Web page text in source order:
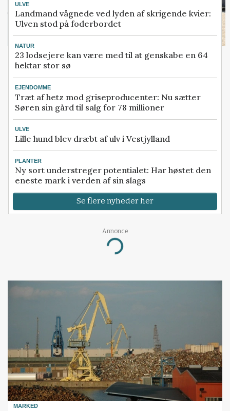
ULVE
Landmand vågnede ved lyden af skrigende kvier:
Ulven stod på foderbordet
NATUR
23 lodsejere kan være med til at genskabe en 64
hektar stor sø
EJENDOMME
Træt af hetz mod griseproducenter: Nu sætter
Søren sin gård til salg for 78 millioner
ULVE
Lille hund blev dræbt af ulv i Vestjylland
PLANTER
Ny sort understreger potentialet: Har høstet den
eneste mark i verden af sin slags
Se flere nyheder her
Annonce
Loading...
MARKED